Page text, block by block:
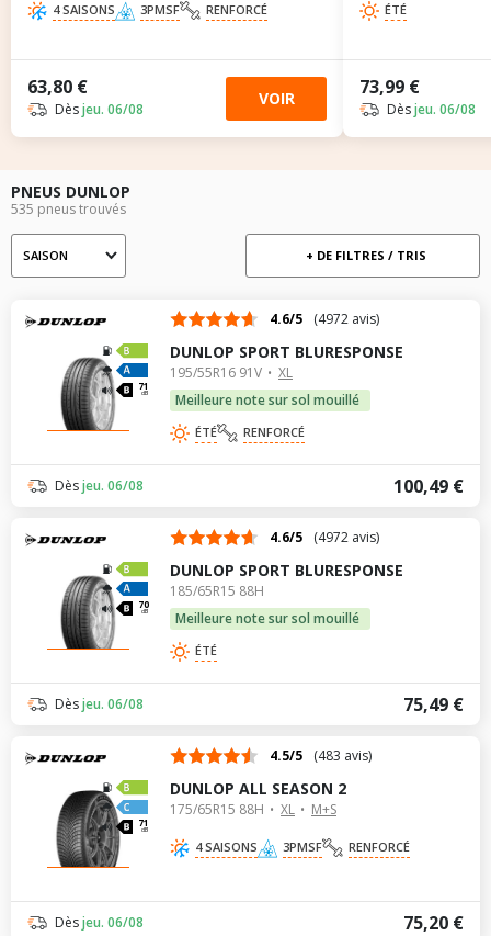
4 SAISONS 3PMSF RENFORCÉ
63,80 €
Dèsjeu. 06/08 VOIR
ÉTÉ
73,99 €
Dèsjeu. 06/08
PNEUS DUNLOP
535 pneus trouvés
SAISON + DE FILTRES / TRIS
Saison
71
dB
4.6/5 (4972 avis)
DUNLOP SPORT BLURESPONSE
195/55R16 91V
XL
Meilleure note sur sol mouillé
ÉTÉ RENFORCÉ
100,49 €
Dèsjeu. 06/08
70
dB
4.6/5 (4972 avis)
DUNLOP SPORT BLURESPONSE
185/65R15 88H
Meilleure note sur sol mouillé
ÉTÉ
75,49 €
Dèsjeu. 06/08
71
dB
4.5/5 (483 avis)
DUNLOP ALL SEASON 2
175/65R15 88H XL M+S
4 SAISONS 3PMSF RENFORCÉ
75,20 €
Dèsjeu. 06/08